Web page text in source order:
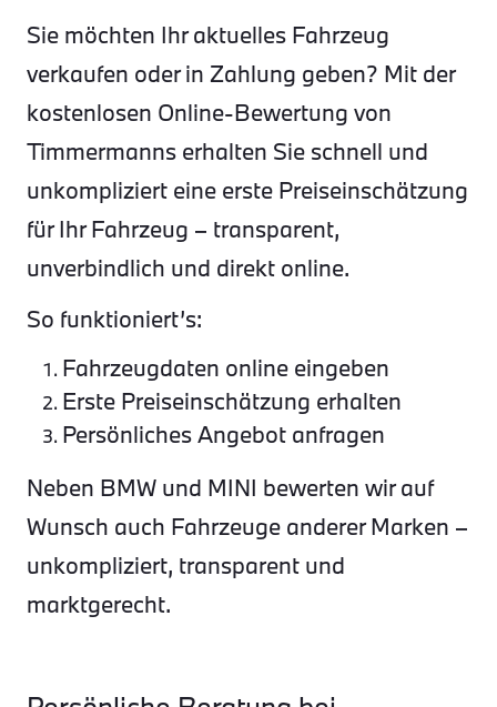
Sie möchten Ihr aktuelles Fahrzeug
verkaufen oder in Zahlung geben? Mit der
kostenlosen Online-Bewertung von
Timmermanns erhalten Sie schnell und
unkompliziert eine erste Preiseinschätzung
für Ihr Fahrzeug – transparent,
unverbindlich und direkt online.
So funktioniert’s:
Fahrzeugdaten online eingeben
Erste Preiseinschätzung erhalten
Persönliches Angebot anfragen
Neben BMW und MINI bewerten wir auf
Wunsch auch Fahrzeuge anderer Marken –
unkompliziert, transparent und
marktgerecht.